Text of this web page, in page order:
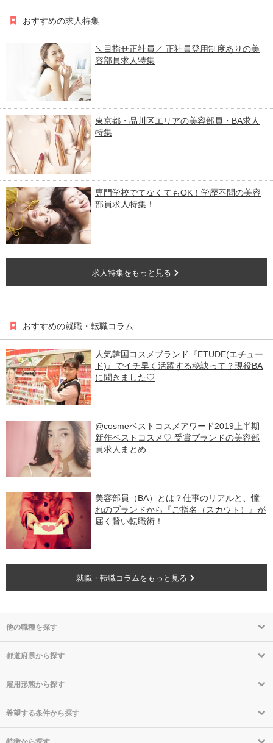
おすすめの求人特集
＼目指せ正社員／ 正社員登用制度ありの美
容部員求人特集
東京都・品川区エリアの美容部員・BA求人
特集
専門学校でてなくてもOK！学歴不問の美容
部員求人特集！
求人特集をもっと見る
おすすめの就職・転職コラム
人気韓国コスメブランド『ETUDE(エチュー
ド)』でイチ早く活躍する秘訣って？現役BA
に聞きました♡
@cosmeベストコスメアワード2019上半期
新作ベストコスメ♡ 受賞ブランドの美容部
員求人まとめ
美容部員（BA）とは？仕事のリアルと、憧
れのブランドから『ご指名（スカウト）』が
届く賢い転職術！
就職・転職コラムをもっと見る
他の職種を探す
都道府県から探す
雇用形態から探す
希望する条件から探す